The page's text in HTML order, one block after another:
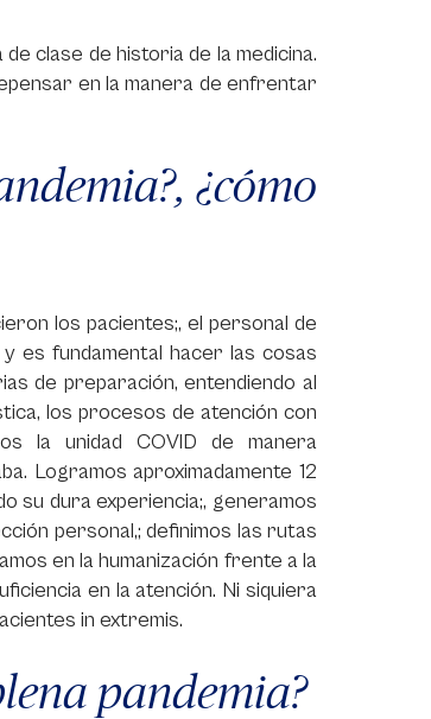
clase de historia de la medicina.
en la manera de enfrentar
¿cómo
los pacientes;, el personal de
es fundamental hacer las cosas
de preparación, entendiendo al
los procesos de atención con
la unidad COVID de manera
Logramos aproximadamente 12
su dura experiencia;, generamos
personal,; definimos las rutas
en la humanización frente a la
en la atención. Ni siquiera
in extremis.
pandemia?